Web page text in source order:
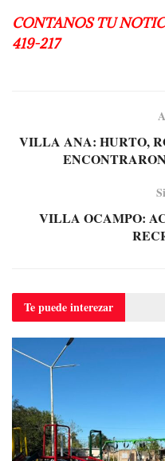
CONTANOS TU
419-217
VILLA ANA: HURTO,
VILLA OCAMPO:
Te puedeinterezar